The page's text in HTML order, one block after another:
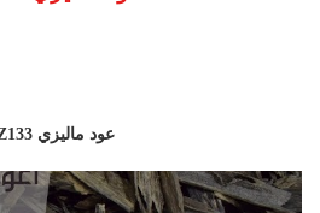
عود ماليزي AZ 133